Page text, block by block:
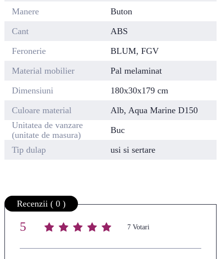
Manere
Buton
Cant
ABS
Feronerie
BLUM, FGV
Material mobilier
Pal melaminat
Dimensiuni
180x30x179 cm
Culoare material
Alb, Aqua Marine D150
Unitatea de vanzare
(unitate de masura)
Buc
Tip dulap
usi si sertare
Average rating
5 / 5. Vote count:
7
Recenzii ( 0 )